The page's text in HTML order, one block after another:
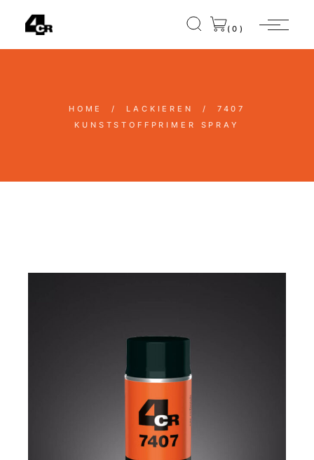
(0)
HOME LACKIEREN
7407
KUNSTSTOFFPRIMER SPRAY